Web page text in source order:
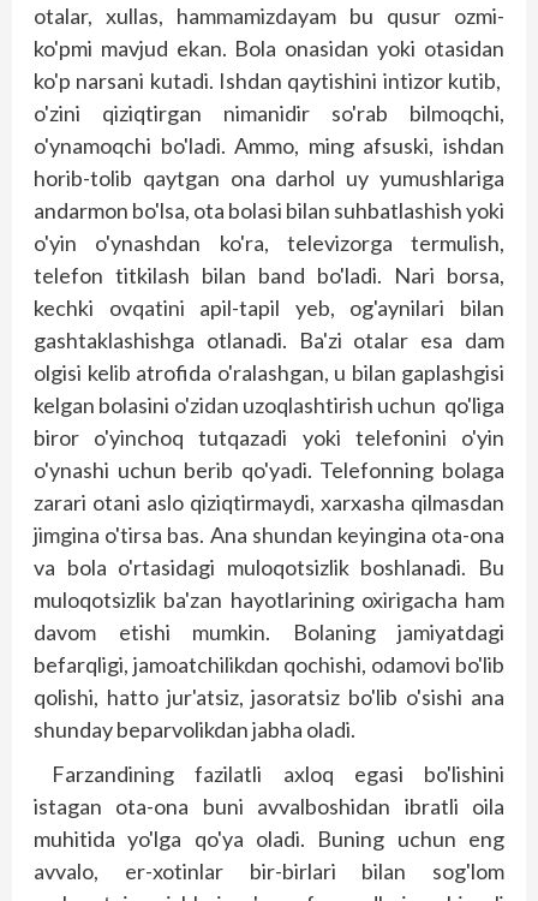
otalar, xullas, hammamizdayam bu qusur ozmi-
ko'pmi mavjud ekan. Bola onasidan yoki otasidan
ko'p narsani kutadi. Ishdan qaytishini intizor kutib,
o'zini qiziqtirgan nimanidir so'rab bilmoqchi,
o'ynamoqchi bo'ladi. Ammo, ming afsuski, ishdan
horib-tolib qaytgan ona darhol uy yumushlariga
andarmon bo'lsa, ota bolasi bilan suhbatlashish yoki
o'yin o'ynashdan ko'ra, televizorga termulish,
telefon titkilash bilan band bo'ladi. Nari borsa,
kechki ovqatini apil-tapil yeb, og'aynilari bilan
gashtaklashishga otlanadi. Ba'zi otalar esa dam
olgisi kelib atrofida o'ralashgan, u bilan gaplashgisi
kelgan bolasini o'zidan uzoqlashtirish uchun qo'liga
biror o'yinchoq tutqazadi yoki telefonini o'yin
o'ynashi uchun berib qo'yadi. Telefonning bolaga
zarari otani aslo qiziqtirmaydi, xarxasha qilmasdan
jimgina o'tirsa bas. Ana shundan keyingina ota-ona
va bola o'rtasidagi muloqotsizlik boshlanadi. Bu
muloqotsizlik ba'zan hayotlarining oxirigacha ham
davom etishi mumkin. Bolaning jamiyatdagi
befarqligi, jamoatchilikdan qochishi, odamovi bo'lib
qolishi, hatto jur'atsiz, jasoratsiz bo'lib o'sishi ana
shunday beparvolikdan jabha oladi.
Farzandining fazilatli axloq egasi bo'lishini
istagan ota-ona buni avvalboshi­dan ibratli oila
muhitida yo'lga qo'ya oladi. Buning uchun eng
avvalo, er-xotinlar bir-birlari bilan sog'lom